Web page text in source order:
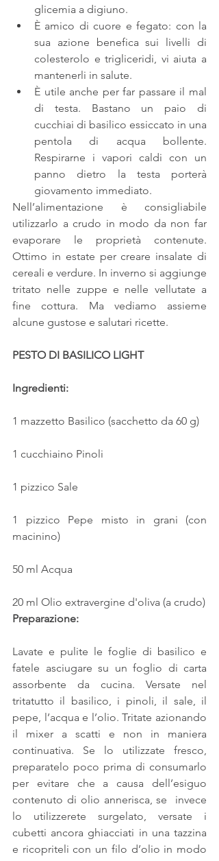
glicemia a digiuno.
È amico di cuore e fegato: con la
sua azione benefica sui livelli di
colesterolo e trigliceridi, vi aiuta a
mantenerli in salute.
È utile anche per far passare il mal
di testa. Bastano un paio di
cucchiai di basilico essiccato in una
pentola di acqua bollente.
Respirarne i vapori caldi con un
panno dietro la testa porterà
giovamento immediato.
Nell’alimentazione è consigliabile
utilizzarlo a crudo in modo da non far
evaporare le proprietà contenute.
Ottimo in estate per creare insalate di
cereali e verdure. In inverno si aggiunge
tritato nelle zuppe e nelle vellutate a
fine cottura. Ma vediamo assieme
alcune gustose e salutari ricette.
PESTO DI BASILICO LIGHT
Ingredienti:
1 mazzetto Basilico (sacchetto da 60 g)
1 cucchiaino Pinoli
1 pizzico Sale
1 pizzico Pepe misto in grani (con
macinino)
50 ml Acqua
20 ml Olio extravergine d'oliva (a crudo)
Preparazione:
Lavate e pulite le foglie di basilico e
fatele asciugare su un foglio di carta
assorbente da cucina. Versate nel
tritatutto il basilico, i pinoli, il sale, il
pepe, l’acqua e l’olio. Tritate azionando
il mixer a scatti e non in maniera
continuativa. Se lo utilizzate fresco,
preparatelo poco prima di consumarlo
per evitare che a causa dell’esiguo
contenuto di olio annerisca, se  invece
lo utilizzerete surgelato, versate i
cubetti ancora ghiacciati in una tazzina
e ricopriteli con un filo d’olio in modo